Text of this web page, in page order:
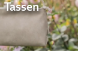
Tassen